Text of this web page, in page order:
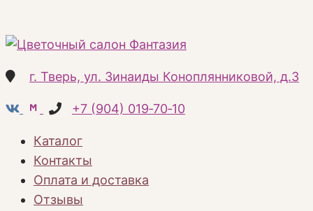
г. Тверь, ул. Зинаиды Коноплянниковой, д.3
+7 (904) 019‑70‑10
Каталог
Контакты
Оплата и доставка
Отзывы